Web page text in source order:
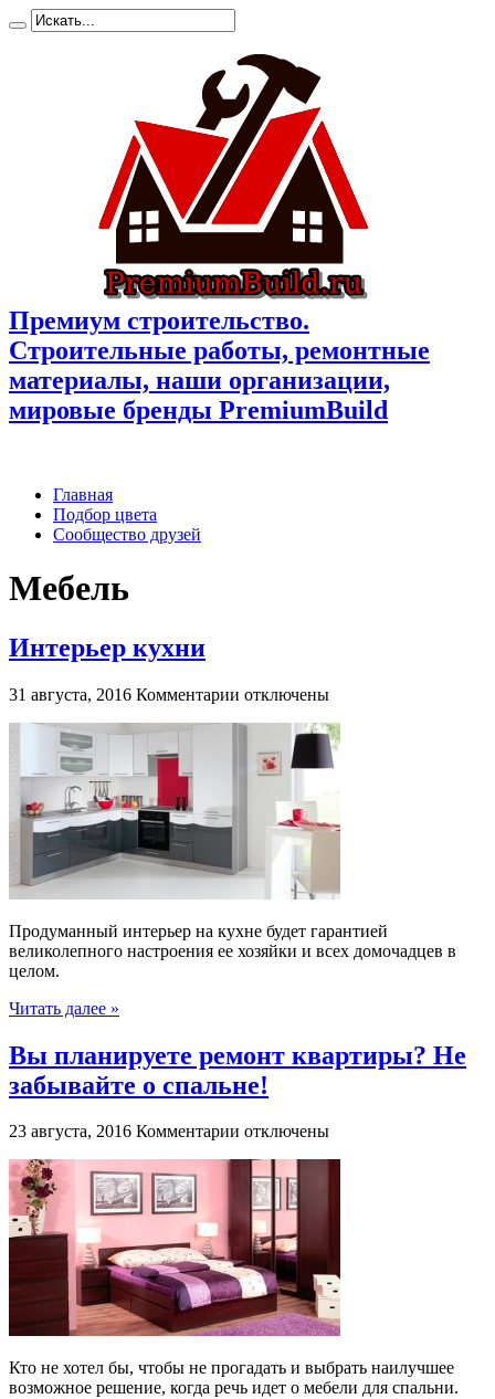
Премиум cтроительство.
Cтроительные работы, ремонтные
материалы, наши организации,
мировые бренды PremiumBuild
Главная
Подбор цвета
Сообщество друзей
Мебель
Интерьер кухни
31 августа, 2016 Комментарии к
Интерьер
кухни
отключены
Продуманный интерьер на кухне будет гарантией
великолепного настроения ее хозяйки и всех домочадцев в
целом.
Читать далее »
Вы планируете ремонт квартиры? Не
забывайте о спальне!
23 августа, 2016 Комментарии к
планируете
ремонт
квартиры?
Не
забывайте
о
спальне!
отключены
Кто не хотел бы, чтобы не прогадать и выбрать наилучшее
возможное решение, когда речь идет о мебели для спальни.